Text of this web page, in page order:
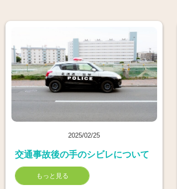
2025/02/25
交通事故後の手のシビレについて
もっと見る